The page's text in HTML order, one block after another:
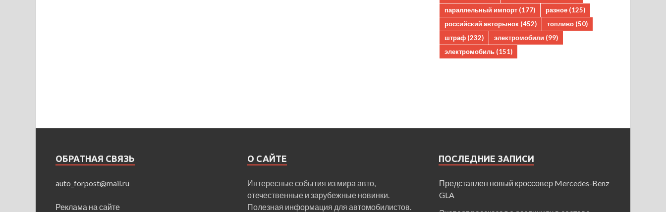
параллельный импорт (177) разное (125)
российский авторынок (452) топливо (50)
штраф (232) электромобили (99)
электромобиль (151)
ОБРАТНАЯ СВЯЗЬ
auto_forpost@mail.ru
Реклама на сайте
О САЙТЕ
Интересные события из мира авто,
отечественные и зарубежные новинки.
Полезная информация для автомобилистов.
ПОСЛЕДНИЕ ЗАПИСИ
Представлен новый кроссовер Mercedes-Benz
GLA